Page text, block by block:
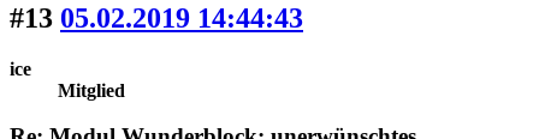
#13 05.02.2019 14:44:43
ice
Mitglied